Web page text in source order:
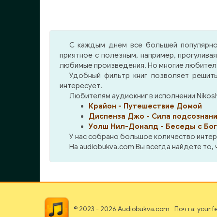
вам вспомнить, куда держите
путь вы сами.
мыслей, которая гарантирует
счастье и прекращение
страданий. Экхарт Толле
следует нескольким учениям
восточных стран,
интерпретируя их по-своему.
С каждым днем все большей
приятное с полезным, например,
любимые произведения. Но многие
Удобный фильтр книг позволяет
интересует.
Любителям аудиокниг в исполнении
Крайон - Путешествие Домой
Диспенза Джо - Сила
Уолш Нил-Доналд - Беседы с
У нас собрано большое количество
На audiobukva.com Вы всегда найдете
© 2023 - 2026 Audiobukva.com Почта: